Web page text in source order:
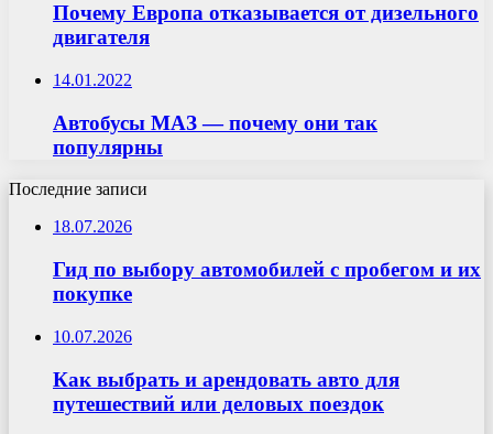
Почему Европа отказывается от дизельного
двигателя
14.01.2022
Автобусы МАЗ — почему они так
популярны
Последние записи
18.07.2026
Гид по выбору автомобилей с пробегом и их
покупке
10.07.2026
Как выбрать и арендовать авто для
путешествий или деловых поездок